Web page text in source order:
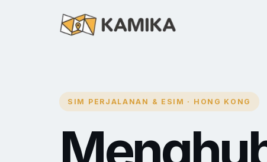
SIM PERJALANAN & ESIM · HONG KONG